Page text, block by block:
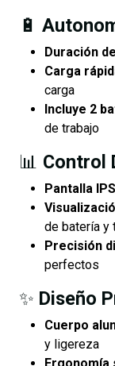
🔋
Duración
Carga
carga
Incluye 2
de trabajo
📊 Control
Pantalla
de batería y
Precisión
perfectos
✨ Diseño
Cuerpo
y ligereza
Ergonomía